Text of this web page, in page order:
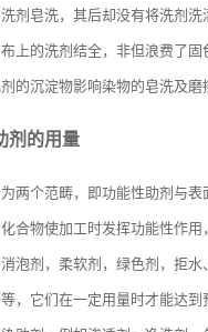
剂皂洗，其后却没有将洗剂洗
上的洗剂结全，非但浪费了
的沉淀物影响染物的皂洗及磨
剂的用量
两个范畴，即功能性助剂与表
合物使加工时发挥功能性作用
泡剂，柔软剂，绿色剂，拒水
，它们在一定用量时才能达